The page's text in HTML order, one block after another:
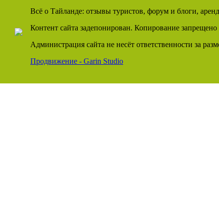
Всё о Тайланде: отзывы туристов, форум и блоги,
Контент сайта задепонирован. Копирование запрещено
Администрация сайта не несёт ответственности за
Продвижение - Garin Studio